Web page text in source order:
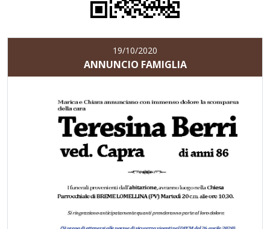
19/10/2020
ANNUNCIO FAMIGLIA